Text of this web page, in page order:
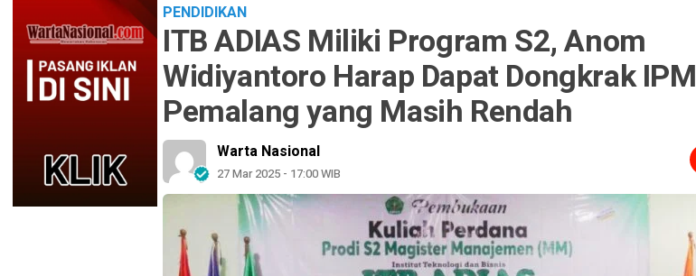
PENDIDIKAN
ITB ADIAS Miliki Program S2, Anom
Widiyantoro Harap Dapat Dongkrak IPM
Pemalang yang Masih Rendah
Warta Nasional
27 Mar 2025 - 17:00 WIB